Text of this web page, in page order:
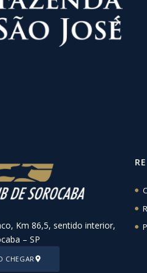
Km 86,5, sentido interior,
– SP
CHEGAR